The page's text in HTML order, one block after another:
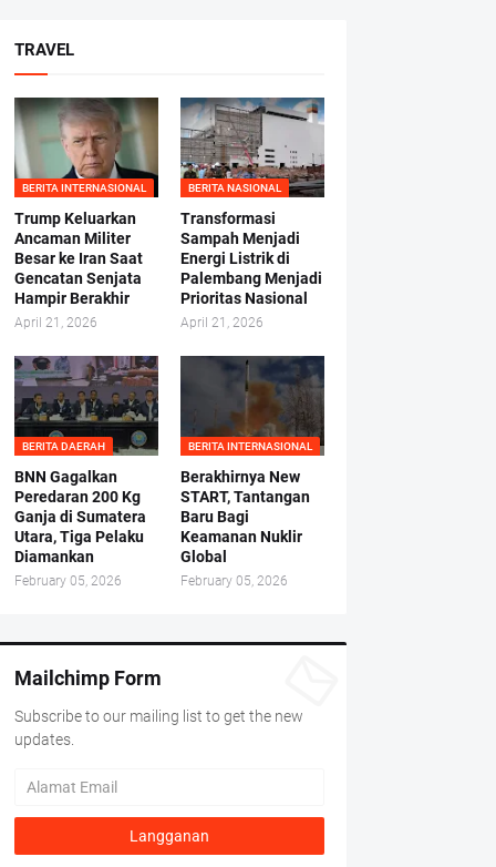
TRAVEL
BERITA INTERNASIONAL
Trump Keluarkan
Ancaman Militer
Besar ke Iran Saat
Gencatan Senjata
Hampir Berakhir
April 21, 2026
BERITA NASIONAL
Transformasi
Sampah Menjadi
Energi Listrik di
Palembang Menjadi
Prioritas Nasional
April 21, 2026
BERITA DAERAH
BNN Gagalkan
Peredaran 200 Kg
Ganja di Sumatera
Utara, Tiga Pelaku
Diamankan
February 05, 2026
BERITA INTERNASIONAL
Berakhirnya New
START, Tantangan
Baru Bagi
Keamanan Nuklir
Global
February 05, 2026
Mailchimp Form
Subscribe to our mailing list to get the new
updates.